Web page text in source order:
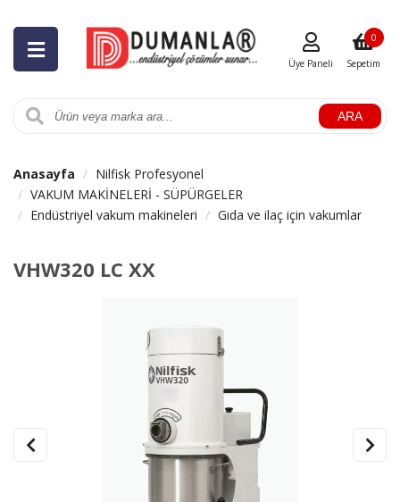
ARA
Üye Paneli Sepetim
0
Anasayfa
Nilfisk Profesyonel
VAKUM MAKİNELERİ - SÜPÜRGELER
Endüstriyel vakum makineleri
Gıda ve ilaç için vakumlar
VHW320 LC XX